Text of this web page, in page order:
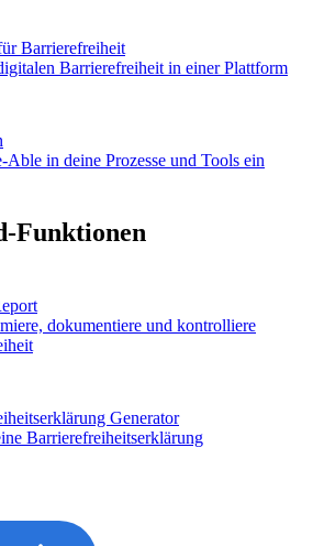
Barrierefreiheit
Barrierefreiheit in einer Plattform
Able in deine Prozesse und Tools ein
Funktionen
dokumentiere und kontrolliere
Generator
Barrierefreiheitserklärung